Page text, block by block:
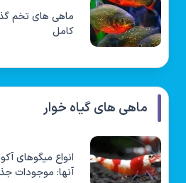
ماهی های تخم
کامل
ماهی های گیاه خوار
انواع میگوهای
آنها: موجودات